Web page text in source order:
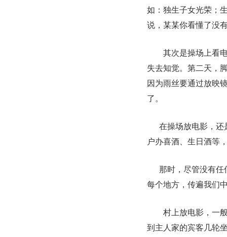
如：独生子女光荣；
说，某某你看懂了没
其次是操场上看
失去知觉。第二天，
因为雨丝要通过放映
了。
在操场放电影，还
户办喜酒、生日酒等
那时，尽管没有任
每个地方，传遍我们
村上放电影，一
到主人家的宾客几轮